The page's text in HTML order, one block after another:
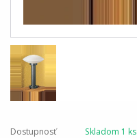
Dostupnosť Skladom 1 ks